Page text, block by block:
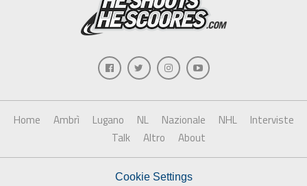
Home Ambrì Lugano NL Nazionale NHL
Interviste
Talk
Altro About
Cookie Settings